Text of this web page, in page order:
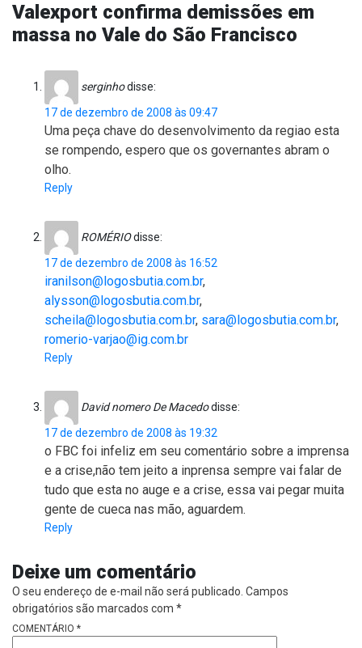
Valexport confirma demissões em
massa no Vale do São Francisco
serginhodisse:
17 de dezembro de 2008 às 09:47
Uma peça chave do desenvolvimento da regiao esta
se rompendo, espero que os governantes abram o
olho.
Reply
ROMÉRIOdisse:
17 de dezembro de 2008 às 16:52
iranilson@logosbutia.com.br,
alysson@logosbutia.com.br,
scheila@logosbutia.com.br, sara@logosbutia.com.br,
romerio-varjao@ig.com.br
Reply
David nomero De Macedodisse:
17 de dezembro de 2008 às 19:32
o FBC foi infeliz em seu comentário sobre a imprensa
e a crise,não tem jeito a inprensa sempre vai falar de
tudo que esta no auge e a crise, essa vai pegar muita
gente de cueca nas mão, aguardem.
Reply
Deixe um comentário
O seu endereço de e-mail não será publicado. Campos
obrigatórios são marcados com *
COMENTÁRIO *